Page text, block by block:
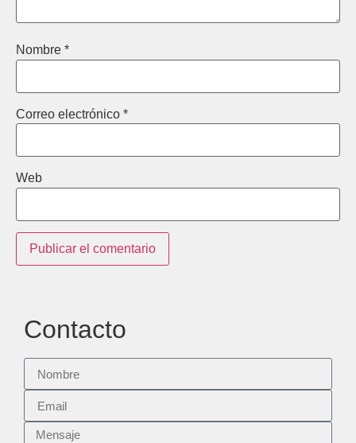
Nombre *
Correo electrónico *
Web
Contacto